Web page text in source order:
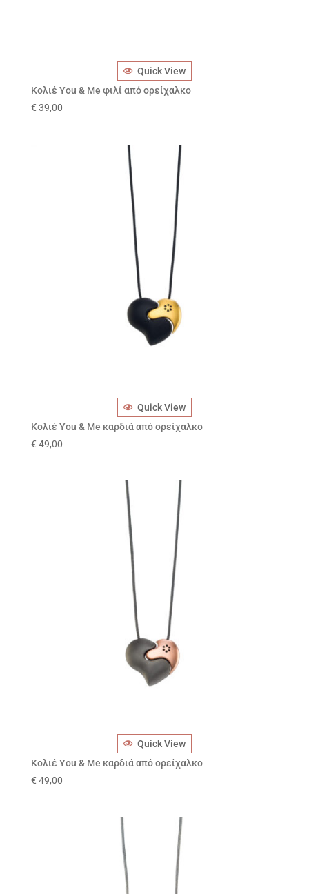
Quick View
Κολιέ You & Me φιλί από ορείχαλκο
€ 39,00
Quick View
Κολιέ You & Me καρδιά από ορείχαλκο
€ 49,00
Quick View
Κολιέ You & Me καρδιά από ορείχαλκο
€ 49,00